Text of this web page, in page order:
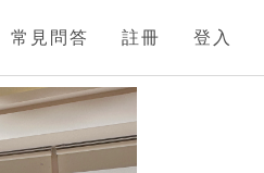
常見問答 註冊 登入